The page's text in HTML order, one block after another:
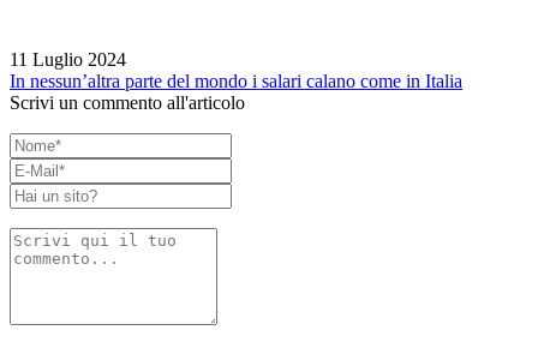
11 Luglio 2024
In nessun’altra parte del mondo i salari calano come in Italia
Scrivi un commento all'articolo